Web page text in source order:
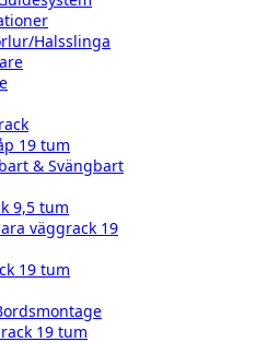
Halsslinga
19 tum
& Svängbart
9,5 tum
väggrack 19
19 tum
19 tum